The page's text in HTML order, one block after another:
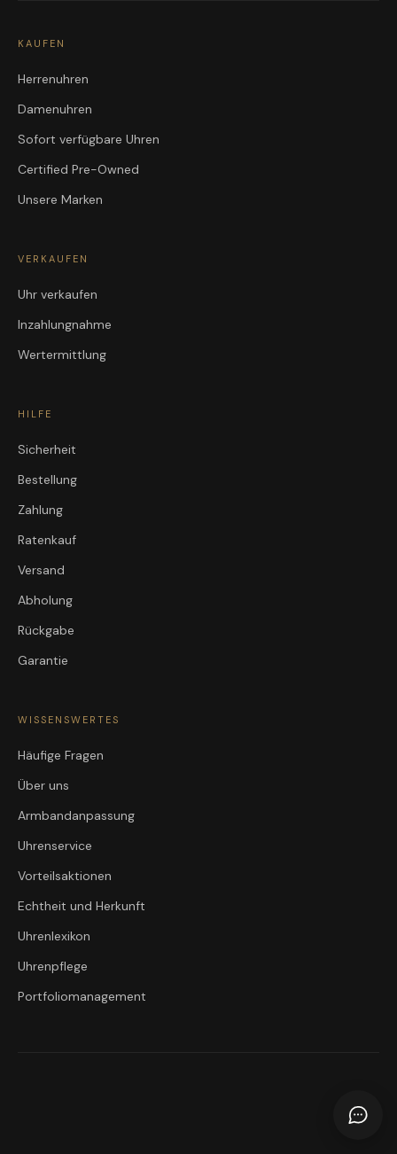
KAUFEN
Herrenuhren
Damenuhren
Sofort verfügbare Uhren
Certified Pre-Owned
Unsere Marken
VERKAUFEN
Uhr verkaufen
Inzahlungnahme
Wertermittlung
HILFE
Sicherheit
Bestellung
Zahlung
Ratenkauf
Versand
Abholung
Rückgabe
Garantie
WISSENSWERTES
Häufige Fragen
Über uns
Armbandanpassung
Uhrenservice
Vorteilsaktionen
Echtheit und Herkunft
Uhrenlexikon
Uhrenpflege
Portfoliomanagement